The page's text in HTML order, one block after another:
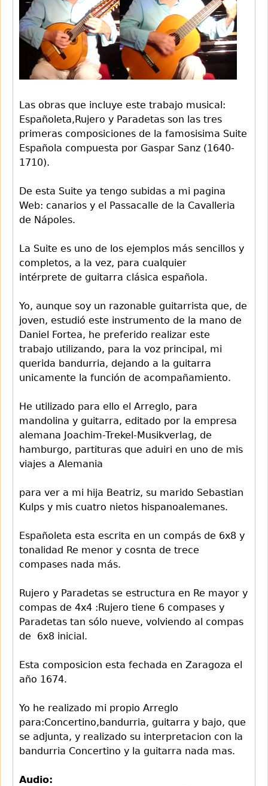
Las obras que incluye este trabajo musical:
Españoleta,Rujero y Paradetas son las tres
primeras composiciones de la famosisima Suite
Española compuesta por Gaspar Sanz (1640-
1710).
De esta Suite ya tengo subidas a mi pagina
Web: canarios y el Passacalle de la Cavalleria
de Nápoles.
La Suite es uno de los ejemplos más sencillos y
completos, a la vez, para cualquier
intérprete de guitarra clásica española.
Yo, aunque soy un razonable guitarrista que, de
joven, estudió este instrumento de la mano de
Daniel Fortea, he preferido realizar este
trabajo utilizando, para la voz principal, mi
querida bandurria, dejando a la guitarra
unicamente la función de acompañamiento.
He utilizado para ello el Arreglo, para
mandolina y guitarra, editado por la empresa
alemana Joachim-Trekel-Musikverlag, de
hamburgo, partituras que aduiri en uno de mis
viajes a Alemania
para ver a mi hija Beatriz, su marido Sebastian
Kulps y mis cuatro nietos hispanoalemanes.
Españoleta esta escrita en un compás de 6x8 y
tonalidad Re menor y cosnta de trece
compases nada más.
Rujero y Paradetas se estructura en Re mayor y
compas de 4x4 :Rujero tiene 6 compases y
Paradetas tan sólo nueve, volviendo al compas
de 6x8 inicial.
Esta composicion esta fechada en Zaragoza el
año 1674.
Yo he realizado mi propio Arreglo
para:Concertino,bandurria, guitarra y bajo, que
se adjunta, y realizado su interpretacion con la
bandurria Concertino y la guitarra nada mas.
Audio: